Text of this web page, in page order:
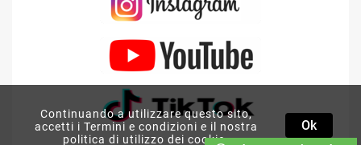
Continuando a utilizzare questo sito,
accetti i Termini e condizioni e il nostra
politica di utilizzo dei cookie.
Ok
GROUND ZERO GZHM80
COPPIA ALTOPARLANTI
MIDRANGE SQ DA 80 MM